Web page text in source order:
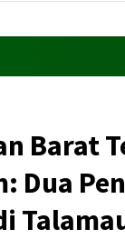
Barat
Dua